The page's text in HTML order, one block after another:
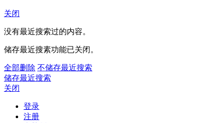
关闭
没有最近搜索过的内容。
储存最近搜素功能已关闭。
全部删除 不储存最近搜索
储存最近搜索
关闭
登录
注册